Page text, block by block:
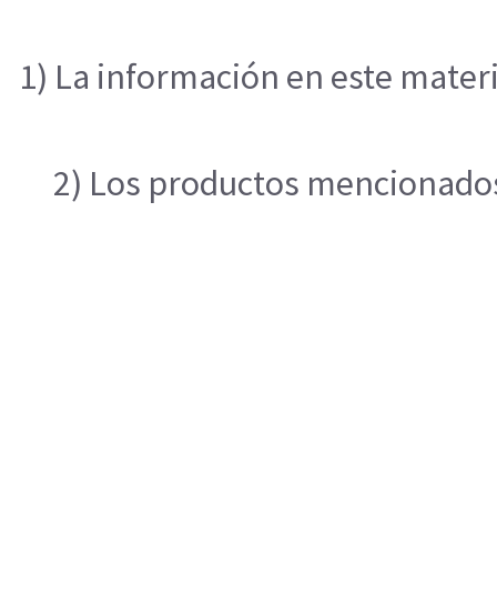
1) La información en este
2) Los productos